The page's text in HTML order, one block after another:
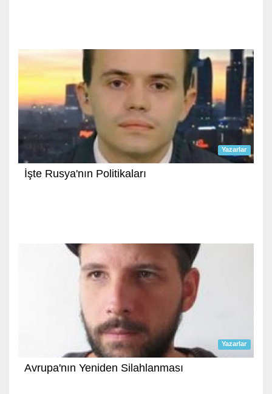
Yazarlar
İşte Rusya'nın Politikaları
Yazarlar
Avrupa'nın Yeniden Silahlanması